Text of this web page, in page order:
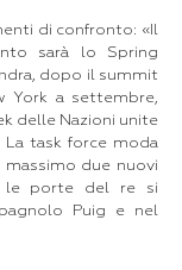
di confronto: «Il
sarà lo Spring
dopo il summit
York a settembre,
delle Nazioni unite
task force moda
massimo due nuovi
le porte del re si
Puig e nel